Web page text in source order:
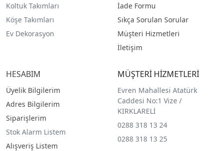
Koltuk Takımları
Köşe Takımları
Ev Dekorasyon
İade Formu
Sıkça Sorulan Sorular
Müşteri Hizmetleri
İletişim
HESABIM
Üyelik Bilgilerim
Adres Bilgilerim
Siparişlerim
Stok Alarm Listem
Alışveriş Listem
MÜŞTERİ HİZMETLERİ
Evren Mahallesi Atatürk
Caddesi No:1 Vize /
KIRKLARELİ
0288 318 13 24
0288 318 13 25